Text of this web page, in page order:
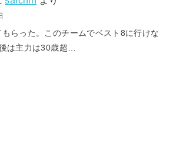
らった。このチームでベスト8に行けな
は主力は30歳超…